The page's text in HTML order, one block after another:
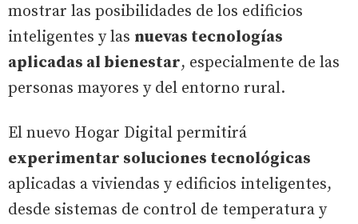
mostrar las posibilidades de los edificios
inteligentes y las nuevas tecnologías
aplicadas al bienestar, especialmente de las
personas mayores y del entorno rural.
El nuevo Hogar Digital permitirá
experimentar soluciones tecnológicas
aplicadas a viviendas y edificios inteligentes,
desde sistemas de control de temperatura y